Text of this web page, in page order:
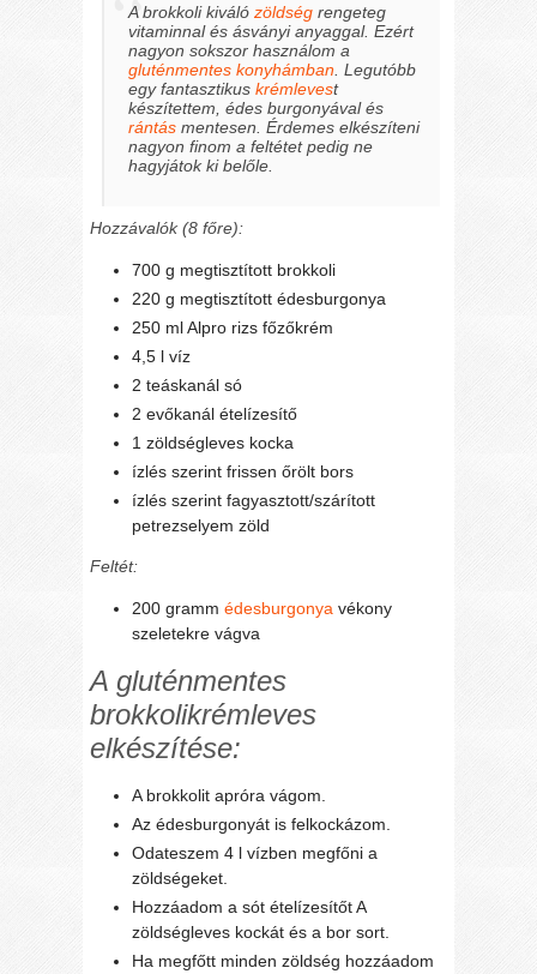
A brokkoli kiválózöldség rengeteg
vitaminnal és ásványi anyaggal. Ezért
nagyon sokszor használom a
gluténmentes konyhámban . Legutóbb
egy fantasztikuskrémlevest
készítettem, édes burgonyával és
rántás mentesen. Érdemes elkészíteni
nagyon finom a feltétet pedig ne
hagyjátok ki belőle.
Hozzávalók (8 főre):
700 g megtisztított brokkoli
220 g megtisztított édesburgonya
250 ml Alpro rizs főzőkrém
4,5 l víz
2 teáskanál só
2 evőkanál ételízesítő
1 zöldségleves kocka
ízlés szerint frissen őrölt bors
ízlés szerint fagyasztott/szárított
petrezselyem zöld
Feltét:
200 grammédesburgonya vékony
szeletekre vágva
A gluténmentes
brokkolikrémleves
elkészítése:
A brokkolit apróra vágom.
Az édesburgonyát is felkockázom.
Odateszem 4 l vízben megfőni a
zöldségeket.
Hozzáadom a sót ételízesítőt A
zöldségleves kockát és a bor sort.
Ha megfőtt minden zöldség hozzáadom